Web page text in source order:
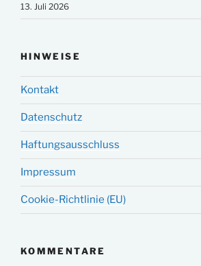
13. Juli 2026
HINWEISE
Kontakt
Datenschutz
Haftungsausschluss
Impressum
Cookie-Richtlinie (EU)
KOMMENTARE